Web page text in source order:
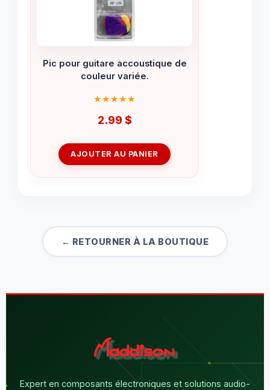
Pic pour guitare accoustique de
couleur variée.
2.99 $
AJOUTER AU PANIER
← RETOURNER À LA BOUTIQUE
Expert en composants électroniques et solutions audio-